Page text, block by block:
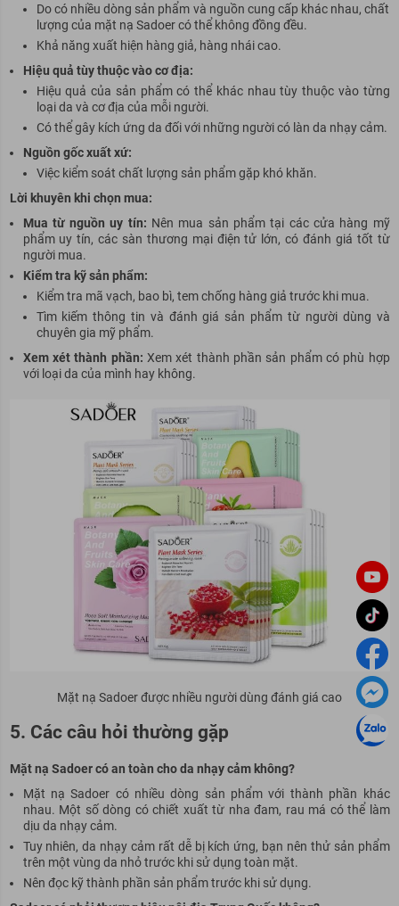
Do có nhiều dòng sản phẩm và nguồn cung cấp khác nhau, chất
lượng của mặt nạ Sadoer có thể không đồng đều.
Khả năng xuất hiện hàng giả, hàng nhái cao.
Hiệu quả tùy thuộc vào cơ địa:
Hiệu quả của sản phẩm có thể khác nhau tùy thuộc vào từng
loại da và cơ địa của mỗi người.
Có thể gây kích ứng da đối với những người có làn da nhạy cảm.
Nguồn gốc xuất xứ:
Việc kiểm soát chất lượng sản phẩm gặp khó khăn.
Lời khuyên khi chọn mua:
Mua từ nguồn uy tín: Nên mua sản phẩm tại các cửa hàng mỹ
phẩm uy tín, các sàn thương mại điện tử lớn, có đánh giá tốt từ
người mua.
Kiểm tra kỹ sản phẩm:
Kiểm tra mã vạch, bao bì, tem chống hàng giả trước khi mua.
Tìm kiếm thông tin và đánh giá sản phẩm từ người dùng và
chuyên gia mỹ phẩm.
Xem xét thành phần: Xem xét thành phần sản phẩm có phù hợp
với loại da của mình hay không.
Mặt nạ Sadoer được nhiều người dùng đánh giá cao
5. Các câu hỏi thường gặp
Mặt nạ Sadoer có an toàn cho da nhạy cảm không?
Mặt nạ Sadoer có nhiều dòng sản phẩm với thành phần khác
nhau. Một số dòng có chiết xuất từ nha đam, rau má có thể làm
dịu da nhạy cảm.
Tuy nhiên, da nhạy cảm rất dễ bị kích ứng, bạn nên thử sản phẩm
trên một vùng da nhỏ trước khi sử dụng toàn mặt.
Nên đọc kỹ thành phần sản phẩm trước khi sử dụng.